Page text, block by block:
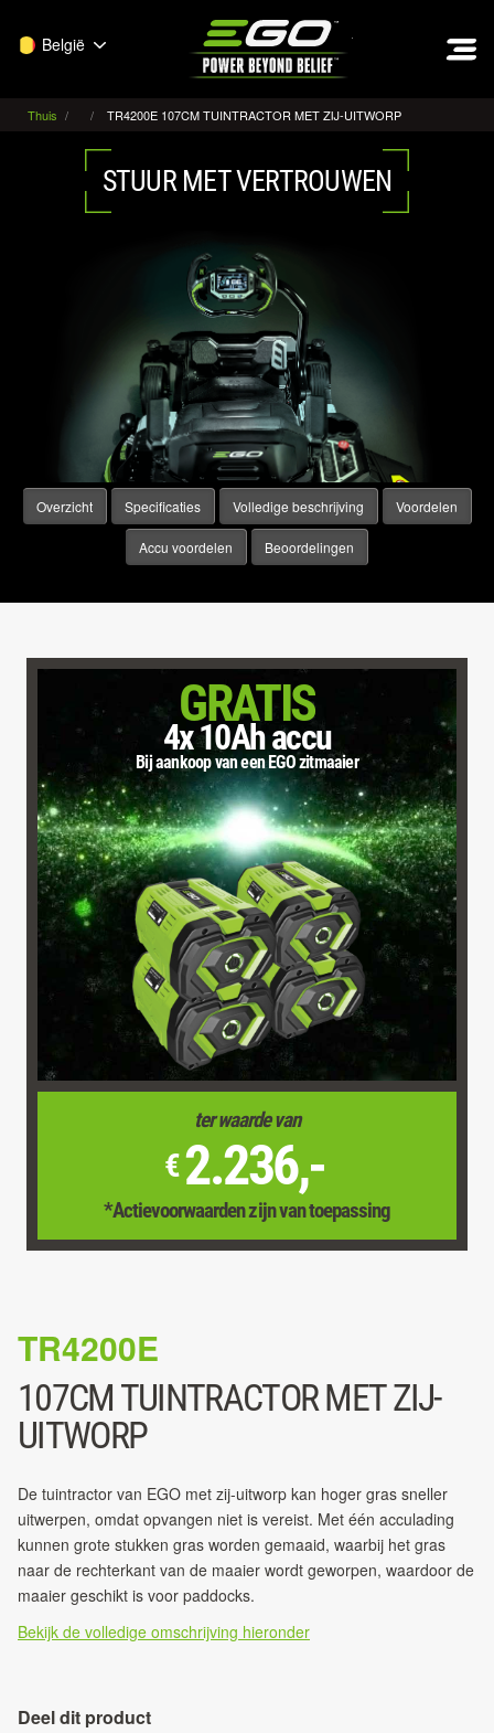
België
Thuis TR4200E 107CM TUINTRACTOR MET ZIJ-UITWORP
STUUR MET VERTROUWEN
Overzicht Specificaties Volledige beschrijving Voordelen
Accu voordelen Beoordelingen
GRATIS
4x 10Ah accu
Bij aankoop van een EGO zitmaaier
ter waarde van
€2.236,-
*Actievoorwaarden zijn van toepassing
TR4200E
107CM TUINTRACTOR MET ZIJ-
UITWORP
De tuintractor van EGO met zij-uitworp kan hoger gras sneller
uitwerpen, omdat opvangen niet is vereist. Met één acculading
kunnen grote stukken gras worden gemaaid, waarbij het gras
naar de rechterkant van de maaier wordt geworpen, waardoor de
maaier geschikt is voor paddocks.
Bekijk de volledige omschrijving hieronder
Deel dit product